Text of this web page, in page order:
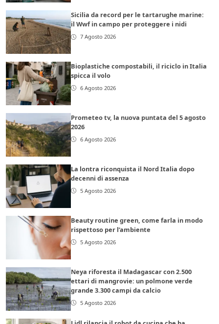
Sicilia da record per le tartarughe marine:
il Wwf in campo per proteggere i nidi
7 Agosto 2026
Bioplastiche compostabili, il riciclo in Italia
spicca il volo
6 Agosto 2026
Prometeo tv, la nuova puntata del 5 agosto
2026
6 Agosto 2026
La lontra riconquista il Nord Italia dopo
decenni di assenza
5 Agosto 2026
Beauty routine green, come farla in modo
rispettoso per l’ambiente
5 Agosto 2026
Neya riforesta il Madagascar con 2.500
ettari di mangrovie: un polmone verde
grande 3.300 campi da calcio
5 Agosto 2026